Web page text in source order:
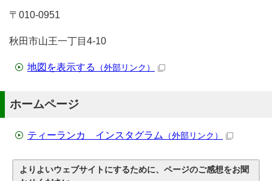
〒010-0951
秋田市山王一丁目4-10
地図を表示する （外部リンク）
ホームページ
ティーランカ インスタグラム （外部リンク）
よりよいウェブサイトにするために、ページのご感想をお聞